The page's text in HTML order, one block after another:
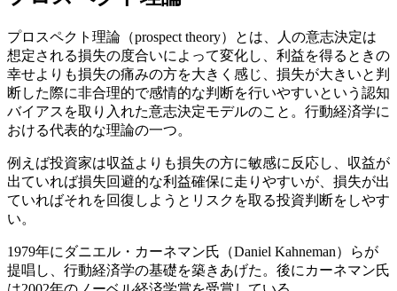
プロスペクト理論（prospect theory）とは、人の意志決定は
想定される損失の度合いによって変化し、利益を得るときの
幸せよりも損失の痛みの方を大きく感じ、損失が大きいと判
断した際に非合理的で感情的な判断を行いやすいという認知
バイアスを取り入れた意志決定モデルのこと。行動経済学に
おける代表的な理論の一つ。
例えば投資家は収益よりも損失の方に敏感に反応し、収益が
出ていれば損失回避的な利益確保に走りやすいが、損失が出
ていればそれを回復しようとリスクを取る投資判断をしやす
い。
1979年にダニエル・カーネマン氏（Daniel Kahneman）らが
提唱し、行動経済学の基礎を築きあげた。後にカーネマン氏